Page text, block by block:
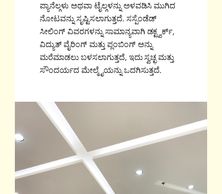
ಪ್ಯಾನೆಲ್ಗಳು ಅಥವಾ ಟೈಲ್ಗಳನ್ನು ಅಳವಡಿಸಿ ಮುಗಿದ
ನೋಟವನ್ನು ಸೃಷ್ಟಿಸಲಾಗುತ್ತದೆ. ಸಸ್ಪೆಂಡೆಡ್
ಸೀಲಿಂಗ್ ವಿವರಗಳನ್ನು ಸಾಮಾನ್ಯವಾಗಿ ಡಕ್ಟ್ವರ್ಕ್,
ವಿದ್ಯುತ್ ವೈರಿಂಗ್ ಮತ್ತು ಪ್ಲಂಬಿಂಗ್ ಅನ್ನು
ಮರೆಮಾಡಲು ಬಳಸಲಾಗುತ್ತದೆ, ಇದು ಸ್ವಚ್ಛ ಮತ್ತು
ಸೌಂದರ್ಯದ ಮೇಲ್ಮೈಯನ್ನು ಒದಗಿಸುತ್ತದೆ.